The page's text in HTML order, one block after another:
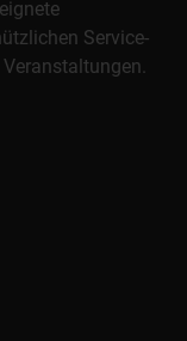
Service-